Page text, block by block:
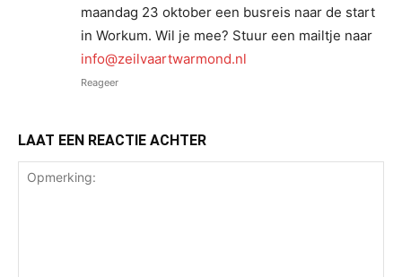
maandag 23 oktober een busreis naar de start
in Workum. Wil je mee? Stuur een mailtje naar
info@zeilvaartwarmond.nl
Reageer
LAAT EEN REACTIE ACHTER